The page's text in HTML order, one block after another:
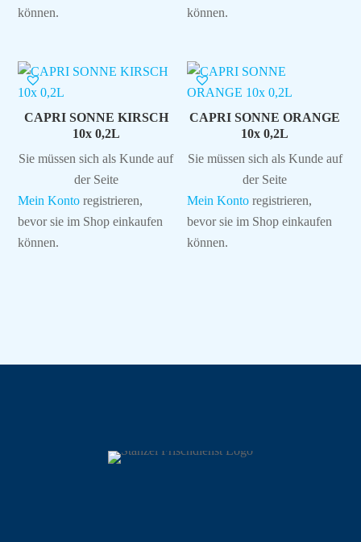
können.
können.
CAPRI SONNE KIRSCH
10x 0,2L
Sie müssen sich als Kunde auf
der Seite
Mein Konto registrieren,
bevor sie im Shop einkaufen
können.
CAPRI SONNE ORANGE
10x 0,2L
Sie müssen sich als Kunde auf
der Seite
Mein Konto registrieren,
bevor sie im Shop einkaufen
können.